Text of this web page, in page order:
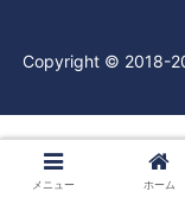
Copyright © 2018-
メニュー ホーム